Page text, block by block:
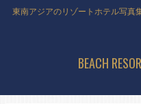
東南アジアのリゾートホテル写真
BEACH